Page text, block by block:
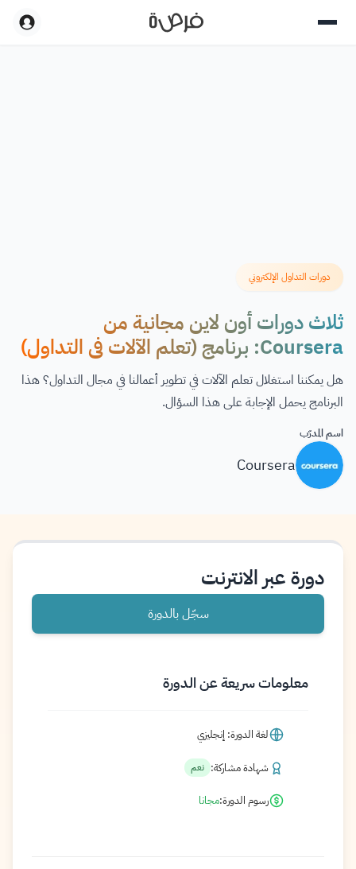
دورات التداول الإلكتروني
ثلاث دورات أون لاين مجانية من
Coursera: برنامج (تعلم الآلات في التداول)
هل يمكننا استغلال تعلم الآلات في تطوير أعمالنا في مجال التداول؟ هذا
البرنامج يحمل الإجابة على هذا السؤال.
اسم المدرّب
Coursera
دورة عبر الانترنت
سجّل بالدورة
معلومات سريعة عن الدورة
لغة الدورة: إنجليزي
شهادة مشاركة: نعم
رسوم الدورة:مجانا